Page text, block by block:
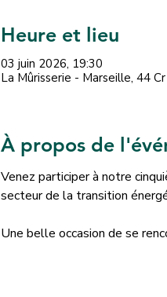
Heure et lieu
03 juin 2026, 19:30
La Mûrisserie - Marseille, 44
À propos de
Venez participer à notre
secteur de la transition
Une belle occasion de se